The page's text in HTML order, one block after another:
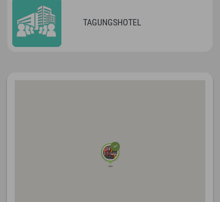
TAGUNGSHOTEL